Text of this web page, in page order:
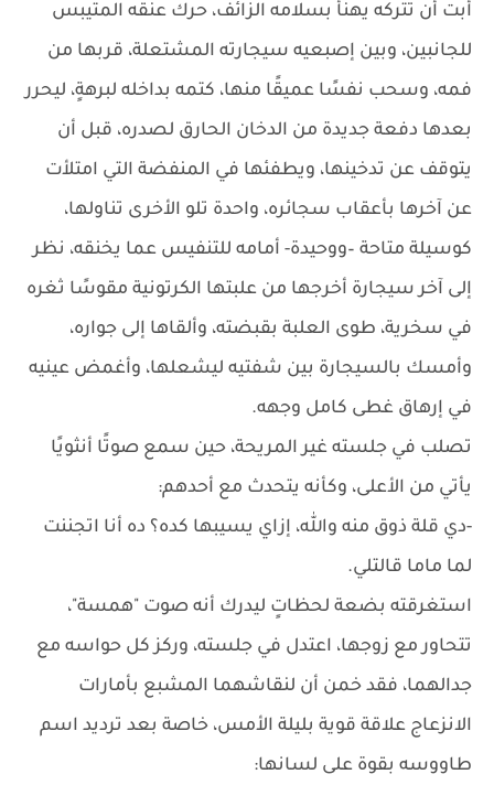
أبت أن تتركه يهنأ بسلامه الزائف، حرك عنقه المتيبس
للجانبين، وبين إصبعيه سيجارته المشتعلة، قربها من
فمه، وسحب نفسًا عميقًا منها، كتمه بداخله لبرهةٍ، ليحرر
بعدها دفعة جديدة من الدخان الحارق لصدره، قبل أن
يتوقف عن تدخينها، ويطفئها في المنفضة التي امتلأت
عن آخرها بأعقاب سجائره، واحدة تلو الأخرى تناولها،
كوسيلة متاحة –ووحيدة- أمامه للتنفيس عما يخنقه، نظر
إلى آخر سيجارة أخرجها من علبتها الكرتونية مقوسًا ثغره
في سخرية، طوى العلبة بقبضته، وألقاها إلى جواره،
وأمسك بالسيجارة بين شفتيه ليشعلها، وأغمض عينيه
في إرهاق غطى كامل وجهه.
تصلب في جلسته غير المريحة، حين سمع صوتًا أنثويًا
يأتي من الأعلى، وكأنه يتحدث مع أحدهم:
-دي قلة ذوق منه والله، إزاي يسيبها كده؟ ده أنا اتجننت
لما ماما قالتلي.
استغرقته بضعة لحظاتٍ ليدرك أنه صوت "همسة"،
تتحاور مع زوجها، اعتدل في جلسته، وركز كل حواسه مع
جدالهما، فقد خمن أن لنقاشهما المشبع بأمارات
الانزعاج علاقة قوية بليلة الأمس، خاصة بعد ترديد اسم
طاووسه بقوة على لسانها: